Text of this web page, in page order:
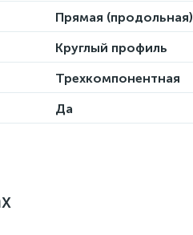
Прямая (продольная)
Круглый профиль
Трехкомпонентная
Да